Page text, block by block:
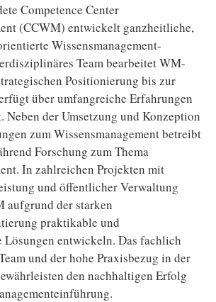
Competence Center
(CCWM) entwickelt ganzheitliche,
Wissensmanagement-
Team bearbeitet WM-
Positionierung bis zur
über umfangreiche Erfahrungen
Neben der Umsetzung und Konzeption
zum Wissensmanagement betreibt
Forschung zum Thema
In zahlreichen Projekten mit
und öffentlicher Verwaltung
aufgrund der starken
praktikable und
Lösungen entwickeln. Das fachlich
und der hohe Praxisbezug in der
den nachhaltigen Erfolg